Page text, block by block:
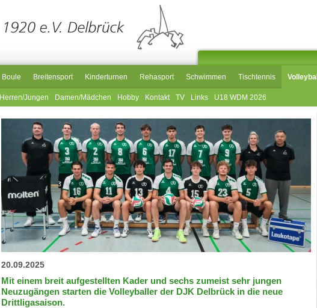
Boule Breitensport Kinderturnen Rehasport Schwimmen Tischtennis Volleyball
Herren/Jungen Damen/Mädchen Hobby Kontakt TV Links U18 WDM 2026
20.09.2025
Mit einem breit aufgestellten Kader und sechs zumeist sehr jungen
Neuzugängen starten die Volleyballer der DJK Delbrück in die neue
Drittligasaison.